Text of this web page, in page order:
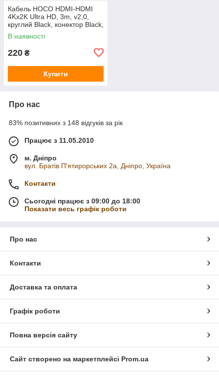
Кабель HOCO HDMI-HDMI
4Kx2K Ultra HD, 3m, v2,0,
круглий Black, конектор Black,
Blister
В наявності
220 ₴
Купити
Про нас
83% позитивних з 148 відгуків за рік
Працює з 11.05.2010
м. Дніпро
вул. Братів П'ятирорських 2а, Дніпро, Україна
Контакти
Сьогодні працює з 09:00 до 18:00
Показати весь графік роботи
Про нас
Контакти
Доставка та оплата
Графік роботи
Повна версія сайту
Сайт створено на маркетплейсі Prom.ua